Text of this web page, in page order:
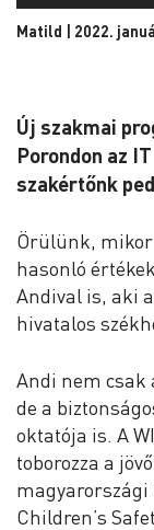
Matild | 2022.
Új szakmai
Porondon az
szakértőnk
Örülünk,
hasonló
Andival is, aki
hivatalos
Andi nem
de a
oktatója is. A
toborozza a
magyarországi
Children’s